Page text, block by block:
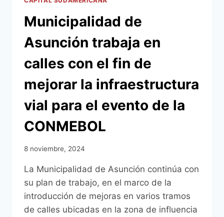
COPA
SUDAMERICANA
2024
Municipalidad de
Asunción trabaja en
calles con el fin de
mejorar la infraestructura
vial para el evento de la
CONMEBOL
8 noviembre, 2024
La Municipalidad de Asunción continúa con
su plan de trabajo, en el marco de la
introducción de mejoras en varios tramos
de calles ubicadas en la zona de influencia